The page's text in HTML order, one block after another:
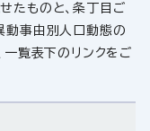
たものと、条丁目ご
動事由別人口動態の
一覧表下のリンクをご